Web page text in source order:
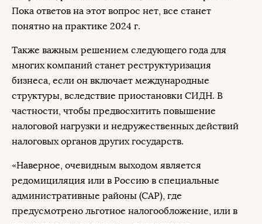
Пока ответов на этот вопрос нет, все станет
понятно на практике 2024 г.
Также важным решением следующего года для
многих компаний станет реструктуризация
бизнеса, если он включает международные
структуры, вследствие приостановки СИДН. В
частности, чтобы предвосхитить повышение
налоговой нагрузки и недружественных действий
налоговых органов других государств.
«Наверное, очевидным выходом является
редомициляция или в Россию в специальные
административные районы (САР), где
предусмотрено льготное налогообложение, или в